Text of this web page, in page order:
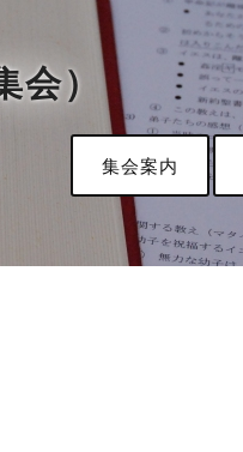
）
集会案内